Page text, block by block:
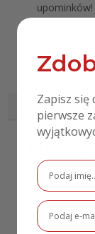
upominków!
Kod
Waga
0,2 kg
Materiał
Zapisz
pierwsze